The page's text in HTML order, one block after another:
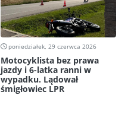
poniedziałek, 29 czerwca 2026
Motocyklista bez prawa
jazdy i 6-latka ranni w
wypadku. Lądował
śmigłowiec LPR